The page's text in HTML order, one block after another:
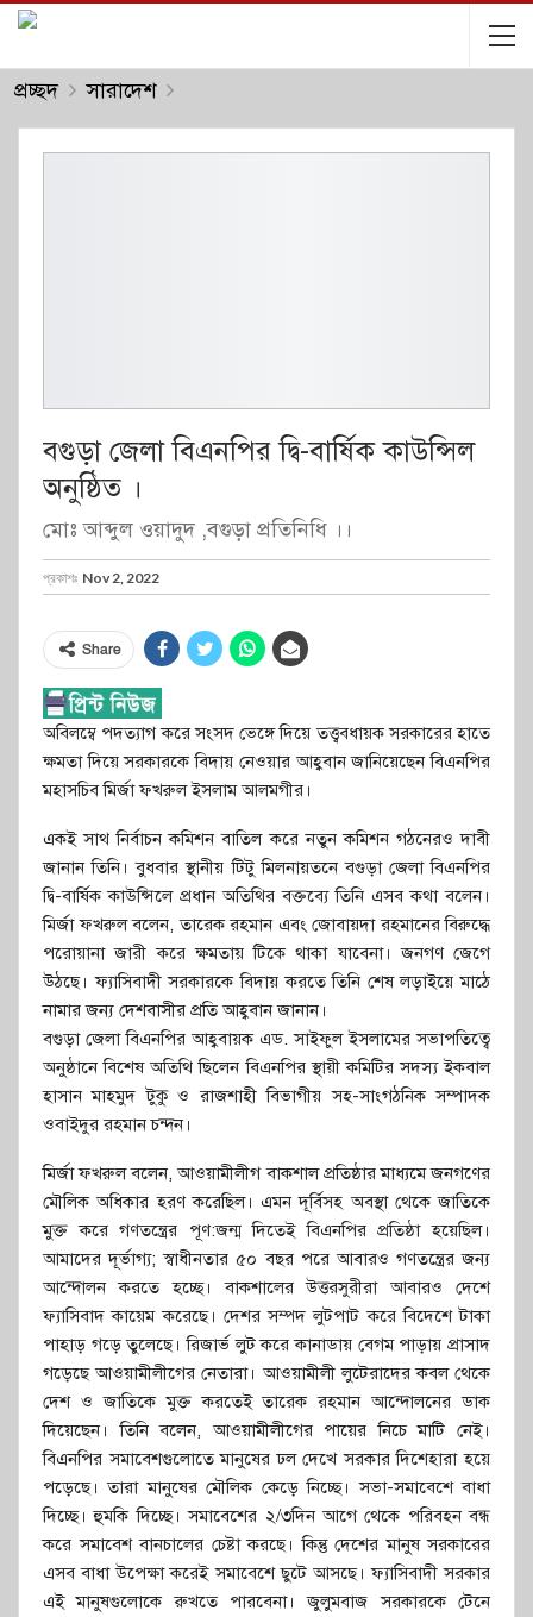
প্রচ্ছদ সারাদেশ
বগুড়া জেলা বিএনপির দ্বি-বার্ষিক কাউন্সিল
অনুষ্ঠিত ।
মোঃ আব্দুল ওয়াদুদ ,বগুড়া প্রতিনিধি ।।
প্রকাশঃ Nov 2, 2022
Share
অবিলম্বে পদত্যাগ করে সংসদ ভেঙ্গে দিয়ে তত্ত্ববধায়ক সরকারের হাতে
ক্ষমতা দিয়ে সরকারকে বিদায় নেওয়ার আহ্ববান জানিয়েছেন বিএনপির
মহাসচিব মির্জা ফখরুল ইসলাম আলমগীর।
একই সাথ নির্বাচন কমিশন বাতিল করে নতুন কমিশন গঠনেরও দাবী
জানান তিনি। বুধবার স্থানীয় টিটু মিলনায়তনে বগুড়া জেলা বিএনপির
দ্বি-বার্ষিক কাউন্সিলে প্রধান অতিথির বক্তব্যে তিনি এসব কথা বলেন।
মির্জা ফখরুল বলেন, তারেক রহমান এবং জোবায়দা রহমানের বিরুদ্ধে
পরোয়ানা জারী করে ক্ষমতায় টিকে থাকা যাবেনা। জনগণ জেগে
উঠছে। ফ্যাসিবাদী সরকারকে বিদায় করতে তিনি শেষ লড়াইয়ে মাঠে
নামার জন্য দেশবাসীর প্রতি আহ্ববান জানান।
বগুড়া জেলা বিএনপির আহ্ববায়ক এড. সাইফুল ইসলামের সভাপতিত্বে
অনুষ্ঠানে বিশেষ অতিথি ছিলেন বিএনপির স্থায়ী কমিটির সদস্য ইকবাল
হাসান মাহমুদ টুকু ও রাজশাহী বিভাগীয় সহ-সাংগঠনিক সম্পাদক
ওবাইদুর রহমান চন্দন।
মির্জা ফখরুল বলেন, আওয়ামীলীগ বাকশাল প্রতিষ্ঠার মাধ্যমে জনগণের
মৌলিক অধিকার হরণ করেছিল। এমন দূর্বিসহ অবস্থা থেকে জাতিকে
মুক্ত করে গণতন্ত্রের পূণ:জন্ম দিতেই বিএনপির প্রতিষ্ঠা হয়েছিল।
আমাদের দূর্ভাগ্য; স্বাধীনতার ৫০ বছর পরে আবারও গণতন্ত্রের জন্য
আন্দোলন করতে হচ্ছে। বাকশালের উত্তরসুরীরা আবারও দেশে
ফ্যাসিবাদ কায়েম করেছে। দেশর সম্পদ লুটপাট করে বিদেশে টাকা
পাহাড় গড়ে তুলেছে। রিজার্ভ লুট করে কানাডায় বেগম পাড়ায় প্রাসাদ
গড়েছে আওয়ামীলীগের নেতারা। আওয়ামীলী লুটেরাদের কবল থেকে
দেশ ও জাতিকে মুক্ত করতেই তারেক রহমান আন্দোলনের ডাক
দিয়েছেন। তিনি বলেন, আওয়ামীলীগের পায়ের নিচে মাটি নেই।
বিএনপির সমাবেশগুলোতে মানুষের ঢল দেখে সরকার দিশেহারা হয়ে
পড়েছে। তারা মানুষের মৌলিক কেড়ে নিচ্ছে। সভা-সমাবেশে বাধা
দিচ্ছে। হুমকি দিচ্ছে। সমাবেশের ২/৩দিন আগে থেকে পরিবহন বন্ধ
করে সমাবেশ বানচালের চেষ্টা করছে। কিন্তু দেশের মানুষ সরকারের
এসব বাধা উপেক্ষা করেই সমাবেশে ছুটে আসছে। ফ্যাসিবাদী সরকার
এই মানুষগুলোকে রুখতে পারবেনা। জুলুমবাজ সরকারকে টেনে